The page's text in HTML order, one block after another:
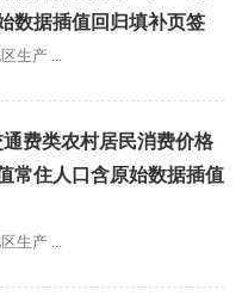
数据插值回归填补页签
生产 ...
通费类农村居民消费价格
常住人口含原始数据插值
生产 ...